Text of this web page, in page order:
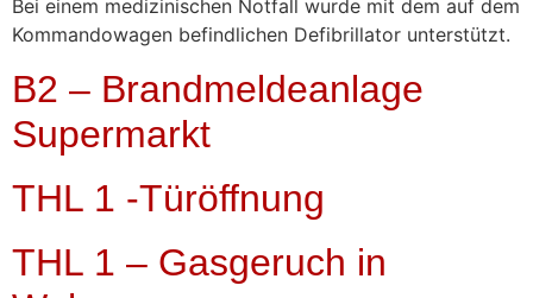
Bei einem medizinischen Notfall wurde mit dem auf dem
Kommandowagen befindlichen Defibrillator unterstützt.
B2 – Brandmeldeanlage
Supermarkt
THL 1 -Türöffnung
THL 1 – Gasgeruch in